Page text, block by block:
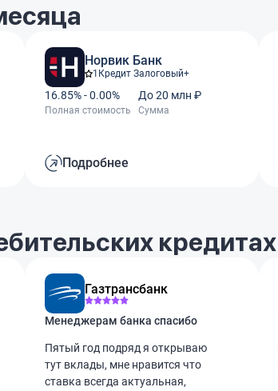
Норвик Банк
1 Кредит Залоговый+
16.85% - 0.00%
Полная стоимость
До 20 млн ₽
Сумма
Подробнее
кредитах
Газтрансбанк
Менеджерам банка спасибо
Пятый год подряд я открываю
тут вклады, мне нравится что
ставка всегда актуальная,